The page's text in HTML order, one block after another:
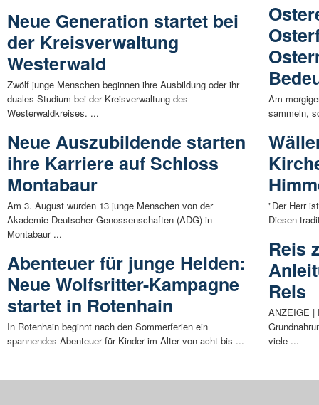
Neue Generation startet bei
der Kreisverwaltung
Westerwald
Zwölf junge Menschen beginnen ihre Ausbildung oder ihr
duales Studium bei der Kreisverwaltung des
Westerwaldkreises. ...
Neue Auszubildende starten
ihre Karriere auf Schloss
Montabaur
Am 3. August wurden 13 junge Menschen von der
Akademie Deutscher Genossenschaften (ADG) in
Montabaur ...
Abenteuer für junge Helden:
Neue Wolfsritter-Kampagne
startet in Rotenhain
In Rotenhain beginnt nach den Sommerferien ein
spannendes Abenteuer für Kinder im Alter von acht bis ...
Am
sammeln,
"Der Herr
Diesen
Reis
Reis
ANZEIGE |
viele ...